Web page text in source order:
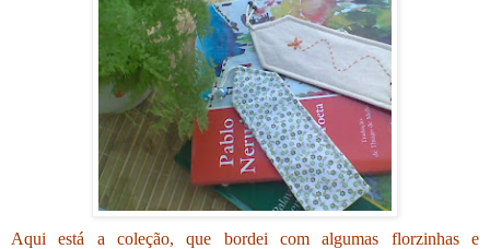
Aqui está a coleção, que bordei com algumas florzinhas e